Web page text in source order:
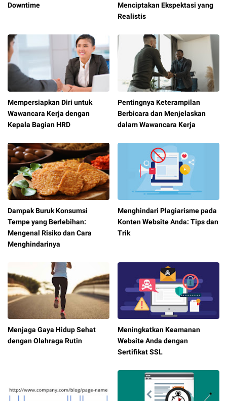
Downtime
Menciptakan Ekspektasi yang
Realistis
Mempersiapkan Diri untuk
Wawancara Kerja dengan
Kepala Bagian HRD
Pentingnya Keterampilan
Berbicara dan Menjelaskan
dalam Wawancara Kerja
Dampak Buruk Konsumsi
Tempe yang Berlebihan:
Mengenal Risiko dan Cara
Menghindarinya
Menghindari Plagiarisme pada
Konten Website Anda: Tips dan
Trik
Menjaga Gaya Hidup Sehat
dengan Olahraga Rutin
Meningkatkan Keamanan
Website Anda dengan
Sertifikat SSL